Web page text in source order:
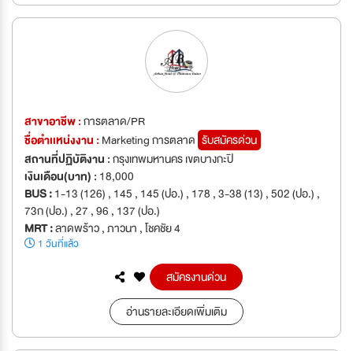
สาขาอาชีพ :การตลาด/PR
ชื่อตำเเหน่งงาน : Marketing การตลาด รับสมัครด่วน
สถานที่ปฏิบัติงาน :กรุงเทพมหานคร เขตบางกะปิ
เงินเดือน(บาท) : 18,000
BUS :1-13 (126) , 145 , 145 (ปอ.) , 178 , 3-38 (13) , 502 (ปอ.) ,
73ก (ปอ.) , 27 , 96 , 137 (ปอ.)
MRT :ลาดพร้าว , ภาวนา , โชคชัย 4
1 วันที่แล้ว
สมัครงานด่วน
อ่านรายละเอียดเพิ่มเติม